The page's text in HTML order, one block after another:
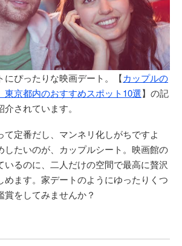
にぴったりな映画デート。【カップルの
東京都内のおすすめスポット10選】の記
されています。
て定番だし、マンネリ化しがちですよ
したいのが、カップルシート。映画館の
いるのに、二人だけの空間で最高に贅沢
めます。家デートのようにゆったりくつ
賞をしてみませんか？